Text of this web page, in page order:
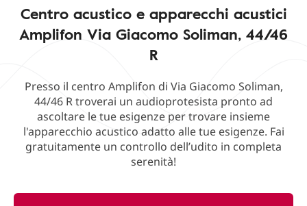
Centro acustico e apparecchi acustici
Amplifon Via Giacomo Soliman, 44/46
R
Presso il centro Amplifon di Via Giacomo Soliman,
44/46 R troverai un audioprotesista pronto ad
ascoltare le tue esigenze per trovare insieme
l'apparecchio acustico adatto alle tue esigenze. Fai
gratuitamente un controllo dell’udito in completa
serenità!